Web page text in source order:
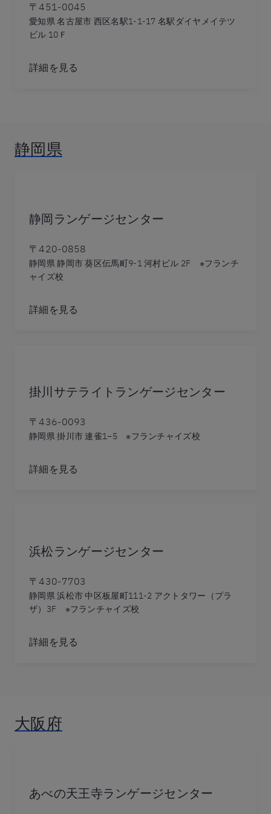
〒451-0045
愛知県 名古屋市 西区名駅1-1-17 名駅ダイヤメイテツ
ビル 10Ｆ
詳細を見る
静岡県
静岡ランゲージセンター
〒420-0858
静岡県 静岡市 葵区伝馬町9-1 河村ビル 2F ※フランチ
ャイズ校
詳細を見る
掛川サテライトランゲージセンター
〒436-0093
静岡県 掛川市 連雀1−5 ※フランチャイズ校
詳細を見る
浜松ランゲージセンター
〒430-7703
静岡県 浜松市 中区板屋町111-2 アクトタワー（プラ
ザ）3F ※フランチャイズ校
詳細を見る
大阪府
あべの天王寺ランゲージセンター